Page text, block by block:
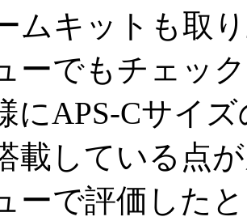
ムキットも取
ーでもチェッ
にAPS-Cサイ
載している点
ーで評価した